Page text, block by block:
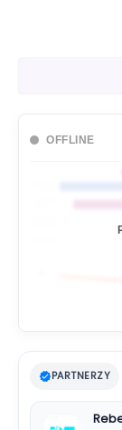
OFFLINE
PARTNERZY